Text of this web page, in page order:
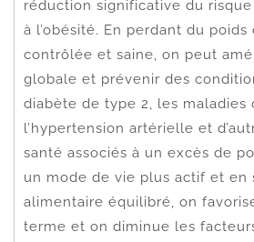
réduction significative du
à l’obésité. En perdant du poids
contrôlée et saine, on peut
globale et prévenir des
diabète de type 2, les maladies
l’hypertension artérielle et
santé associés à un excès de
un mode de vie plus actif et en
alimentaire équilibré, on
terme et on diminue les